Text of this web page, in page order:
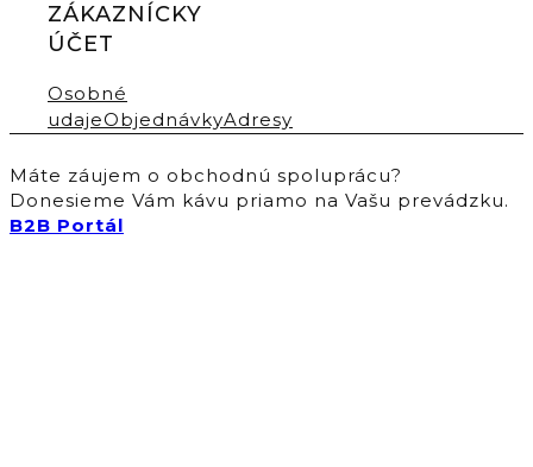
ZÁKAZNÍCKY
ÚČET
Osobné
udajeObjednávkyAdresy
Máte záujem o obchodnú spoluprácu?
Donesieme Vám kávu priamo na Vašu prevádzku.
B2B Portál